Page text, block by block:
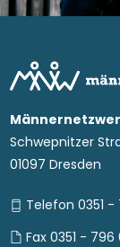
Schwepnitzer
01097 Dresden
Telefon 0351
Fax 0351 - 796